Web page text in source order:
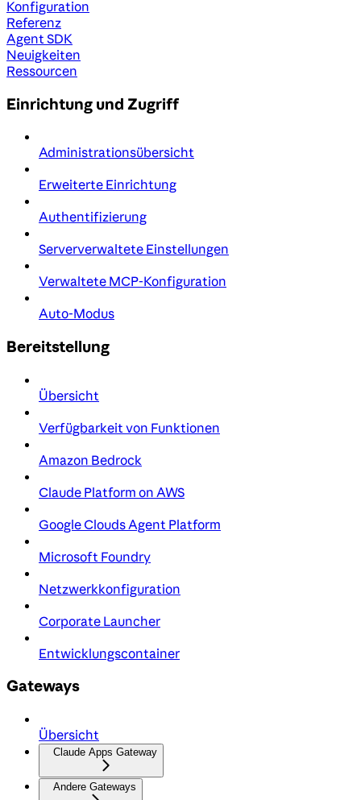
Konfiguration
Referenz
Agent SDK
Neuigkeiten
Ressourcen
Einrichtung und Zugriff
Administrationsübersicht
Erweiterte Einrichtung
Authentifizierung
Serververwaltete Einstellungen
Verwaltete MCP-Konfiguration
Auto-Modus
Bereitstellung
Übersicht
Verfügbarkeit von Funktionen
Amazon Bedrock
Claude Platform on AWS
Google Clouds Agent Platform
Microsoft Foundry
Netzwerkkonfiguration
Corporate Launcher
Entwicklungscontainer
Gateways
Übersicht
Claude Apps Gateway
Andere Gateways